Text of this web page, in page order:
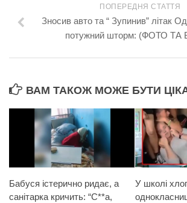
ПОПЕРЕДНЯ СТАТТЯ
Зносив авто та “ Зупинив” літак
потужний шторм: (ФОТО ТА
ВАМ ТАКОЖ МОЖЕ БУТИ
Бабуся істерично ридає, а
санітарка кричить: “С**а,
У школі